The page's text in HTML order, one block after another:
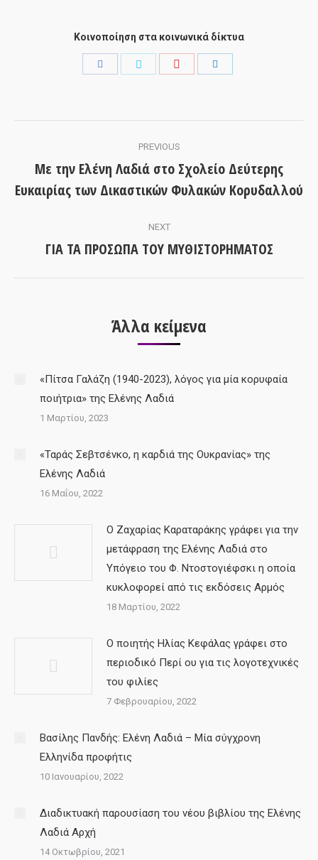
Κοινοποίηση στα κοινωνικά δίκτυα
navigation
PREVIOUS
Previous
post:
Με την Ελένη Λαδιά στο Σχολείο Δεύτερης
Ευκαιρίας των Δικαστικών Φυλακών Κορυδαλλού
NEXT
Next
ΓΙΑ ΤΑ ΠΡΟΣΩΠΑ ΤΟΥ ΜΥΘΙΣΤΟΡΗΜΑΤΟΣ
Άλλα κείμενα
«Πίτσα Γαλάζη (1940-2023), λόγος για μία κορυφαία
ποιήτρια» της Ελένης Λαδιά
1 Μαρτίου, 2023
«Ταράς Σεβτσένκο, η καρδιά της Ουκρανίας» της
Ελένης Λαδιά
16 Μαΐου, 2022
Ο Ζαχαρίας Καραταράκης γράφει για την
μετάφραση της Ελένης Λαδιά στο
Υπόγειο του Φ. Ντοστογιέφσκι η οποία
κυκλοφορεί από τις εκδόσεις Αρμός
18 Μαρτίου, 2022
Ο ποιητής Ηλίας Κεφάλας γράφει στο
περιοδικό Περί ου για τις λογοτεχνικές
του φιλίες
7 Φεβρουαρίου, 2022
Βασίλης Πανδής: Ελένη Λαδιά – Μία σύγχρονη
Ελληνίδα προφήτις
10 Ιανουαρίου, 2022
Διαδικτυακή παρουσίαση του νέου βιβλίου της Ελένης
Λαδιά Αρχή
14 Οκτωβρίου, 2021